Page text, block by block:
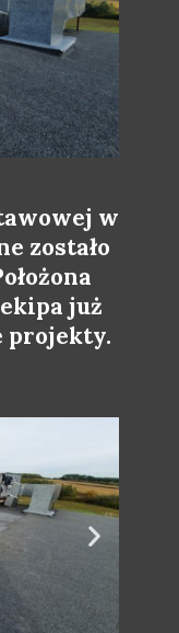
w
zostało
już
projekty.